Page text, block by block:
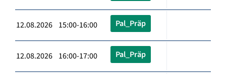
12.08.2026 15:00-16:00 Pal_Präp
12.08.2026 16:00-17:00 Pal_Präp